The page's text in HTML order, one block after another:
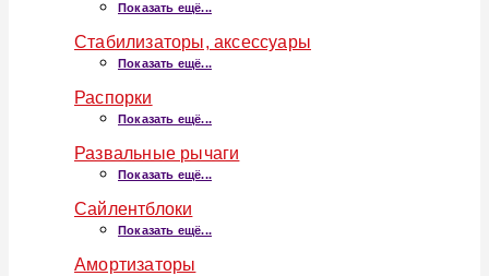
Показать ещё...
Стабилизаторы, аксессуары
Показать ещё...
Распорки
Показать ещё...
Развальные рычаги
Показать ещё...
Сайлентблоки
Показать ещё...
Амортизаторы